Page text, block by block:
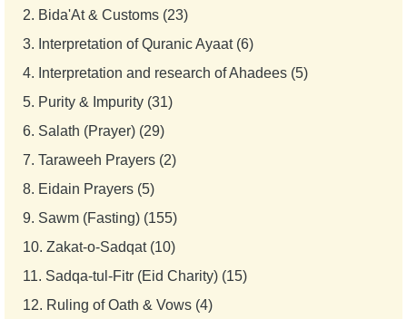
2. Bida'At & Customs (23)
3. Interpretation of Quranic Ayaat (6)
4. Interpretation and research of Ahadees (5)
5. Purity & Impurity (31)
6. Salath (Prayer) (29)
7. Taraweeh Prayers (2)
8. Eidain Prayers (5)
9. Sawm (Fasting) (155)
10. Zakat-o-Sadqat (10)
11. Sadqa-tul-Fitr (Eid Charity) (15)
12. Ruling of Oath & Vows (4)